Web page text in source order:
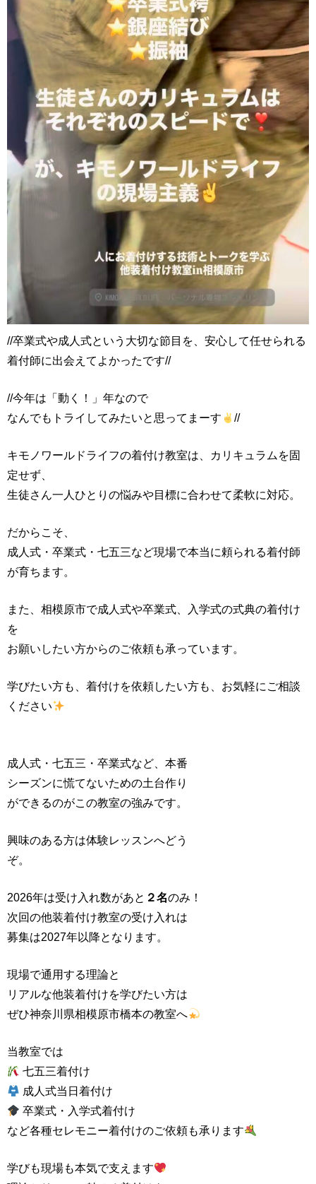
//卒業式や成人式という大切な節目を、安心して任せられる
着付師に出会えてよかったです//
//今年は「動く！」年なので
なんでもトライしてみたいと思ってまーす
//
キモノワールドライフの着付け教室は、カリキュラムを固
定せず、
生徒さん一人ひとりの悩みや目標に合わせて柔軟に対応。
だからこそ、
成人式・卒業式・七五三など現場で本当に頼られる着付師
が育ちます。
また、相模原市で成人式や卒業式、入学式の式典の着付け
を
お願いしたい方からのご依頼も承っています。
学びたい方も、着付けを依頼したい方も、お気軽にご相談
ください
成人式・七五三・卒業式など、本番
シーズンに慌てないための土台作り
ができるのがこの教室の強みです。
興味のある方は体験レッスンへどう
ぞ。
2026年は受け入れ数があと ２名のみ！
次回の他装着付け教室の受け入れは
募集は2027年以降となります。
現場で通用する理論と
リアルな他装着付けを学びたい方は
ぜひ神奈川県相模原市橋本の教室へ
当教室では
七五三着付け
成人式当日着付け
卒業式・入学式着付け
など各種セレモニー着付けのご依頼も承ります
学びも現場も本気で支えます